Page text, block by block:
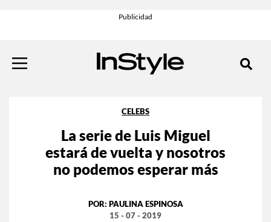
CELEBS
La serie de Luis Miguel
estará de vuelta y nosotros
no podemos esperar más
POR: PAULINA ESPINOSA
15 - 07 - 2019